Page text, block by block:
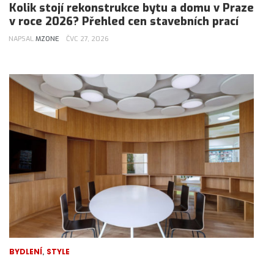
Kolik stojí rekonstrukce bytu a domu v Praze
v roce 2026? Přehled cen stavebních prací
NAPSAL MZONE ČVC 27, 2026
BYDLENÍ, STYLE